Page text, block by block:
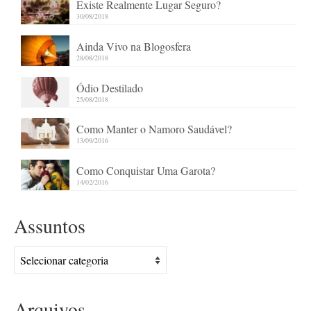
Existe Realmente Lugar Seguro?
30/08/2018
Ainda Vivo na Blogosfera
28/08/2018
Ódio Destilado
25/08/2018
Como Manter o Namoro Saudável?
13/09/2016
Como Conquistar Uma Garota?
14/02/2016
Assuntos
Assuntos